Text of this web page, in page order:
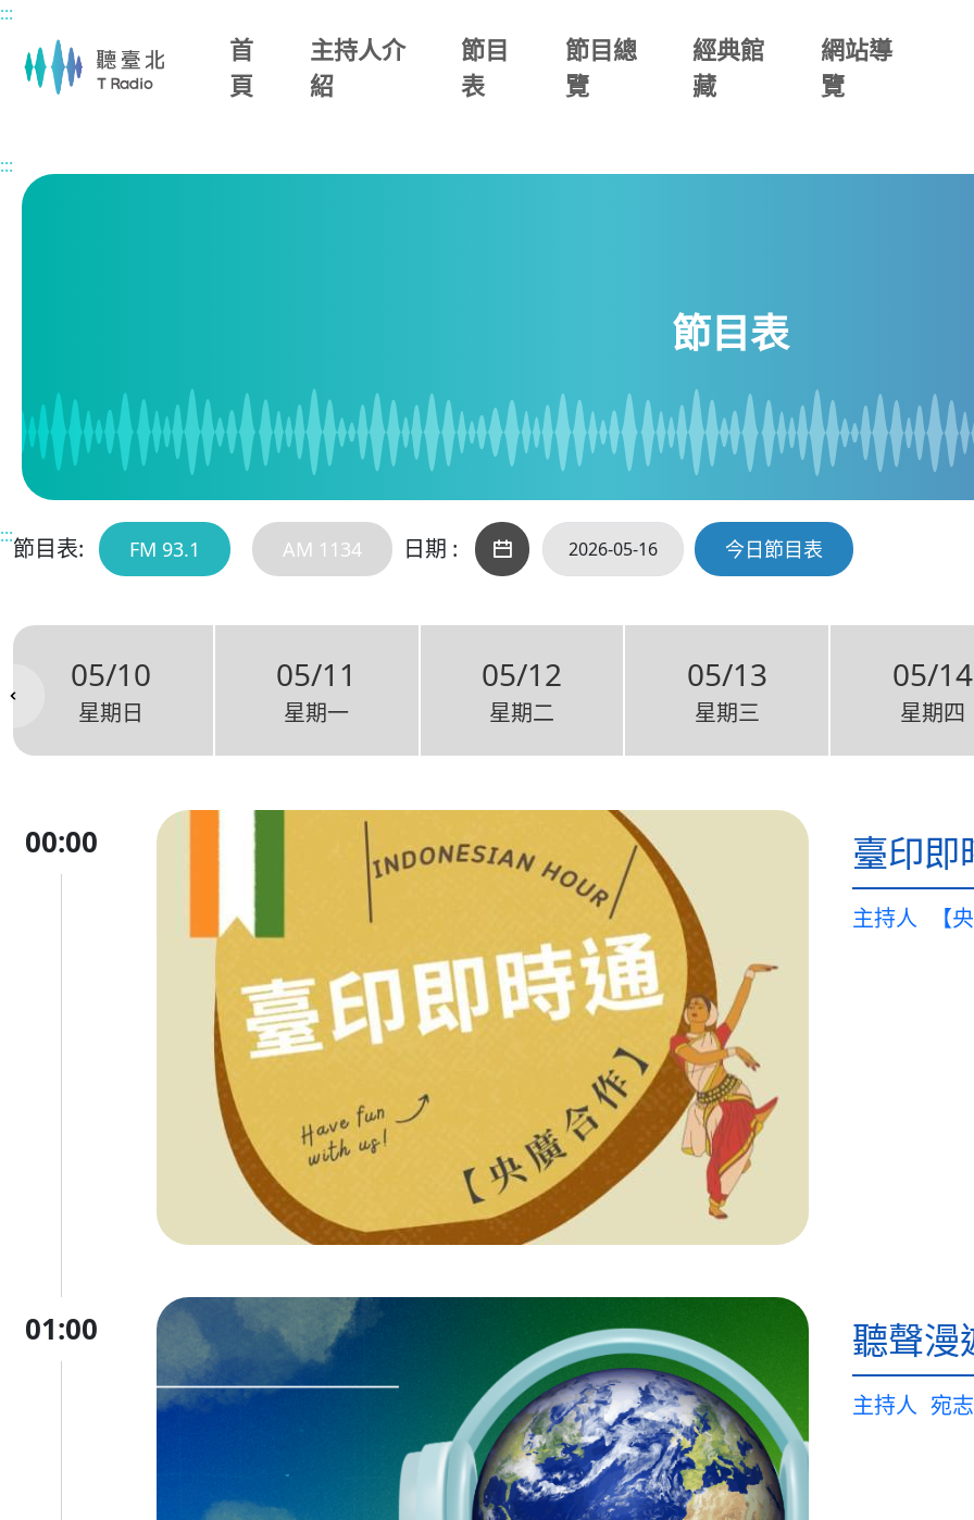
主要內容區塊
:::
首
頁
主持人介
紹
節目
表
節目總
覽
經典館
藏
網站導
覽
:::
節目表
:::節目表: FM 93.1 AM 1134 日期 : 今日節目表
05/10
星期日
05/11
星期一
05/12
星期二
05/13
星期三
05/14
星期四
00:00 臺印即
主持人 【
01:00 聽聲漫
主持人 宛